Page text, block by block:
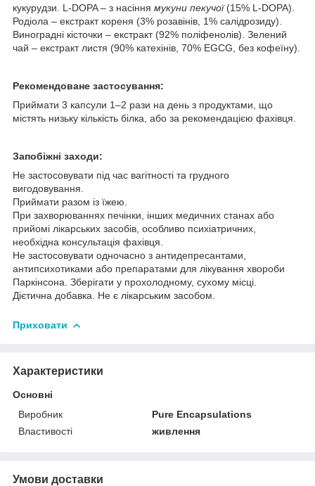
кукурудзи. L‑DOPA – з насіння мукуни пекучої(15% L‑DOPA).
Родіола – екстракт кореня (3% розавінів, 1% салідрозиду).
Виноградні кісточки – екстракт (92% поліфенолів). Зелений
чай – екстракт листя (90% катехінів, 70% EGCG, без кофеїну).
Рекомендоване застосування:
Приймати 3 капсули 1–2 рази на день з продуктами, що
містять низьку кількість білка, або за рекомендацією фахівця.
Запобіжні заходи:
Не застосовувати під час вагітності та грудного
вигодовування.
Приймати разом із їжею.
При захворюваннях печінки, інших медичних станах або
прийомі лікарських засобів, особливо психіатричних,
необхідна консультація фахівця.
Не застосовувати одночасно з антидепресантами,
антипсихотиками або препаратами для лікування хвороби
Паркінсона. Зберігати у прохолодному, сухому місці.
Дієтична добавка. Не є лікарським засобом.
Приховати
Характеристики
Основні
Виробник
Pure Encapsulations
Властивості
живлення
Умови доставки